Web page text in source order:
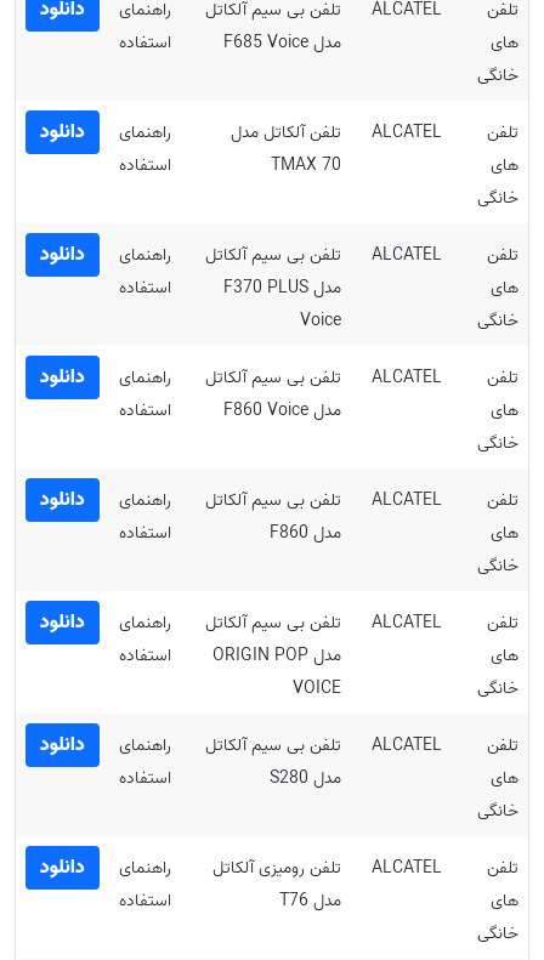
تلفن
های
خانگی
ALCATEL
تلفن بی سیم آلکاتل
مدل F685 Voice
راهنمای
استفاده
دانلود
تلفن
های
خانگی
ALCATEL
تلفن آلکاتل مدل
TMAX 70
راهنمای
استفاده
دانلود
تلفن
های
خانگی
ALCATEL
تلفن بی سیم آلکاتل
مدل F370 PLUS
Voice
راهنمای
استفاده
دانلود
تلفن
های
خانگی
ALCATEL
تلفن بی سیم آلکاتل
مدل F860 Voice
راهنمای
استفاده
دانلود
تلفن
های
خانگی
ALCATEL
تلفن بی سیم آلکاتل
مدل F860
راهنمای
استفاده
دانلود
تلفن
های
خانگی
ALCATEL
تلفن بی‌ سیم آلکاتل
مدل ORIGIN POP
VOICE
راهنمای
استفاده
دانلود
تلفن
های
خانگی
ALCATEL
تلفن بی سیم آلکاتل
مدل S280
راهنمای
استفاده
دانلود
تلفن
های
خانگی
ALCATEL
تلفن رومیزی آلکاتل
مدل T76
راهنمای
استفاده
دانلود